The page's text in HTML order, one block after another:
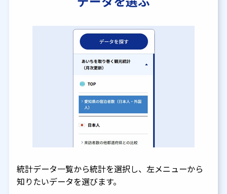
統計データ一覧から統計を選択し、左メニューから
知りたいデータを選びます。